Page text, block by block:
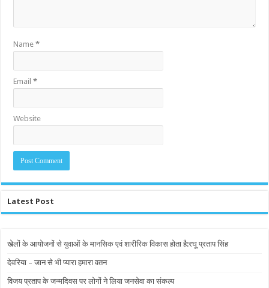
Name*
Email*
Website
Latest Post
खेलों के आयोजनों से युवाओं के मानसिक एवं शारीरिक विकास होता है:रघू प्रताप सिंह
देवरिया – जान से भी प्यारा हमारा वतन
विजय प्रताप के जन्मदिवस पर लोगों ने लिया जनसेवा का संकल्प